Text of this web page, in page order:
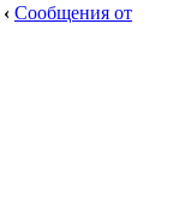
‹ Сообщения от